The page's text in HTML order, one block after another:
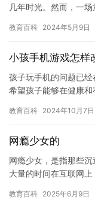
几年时光。然而，一
和失落…
教育百科 2024年5月9日
小孩手机游戏怎样
孩子玩手机的问题已
希望孩子能够在健康
玩手机…
教育百科 2024年10月7日
网瘾少女的
网瘾少女，是指那些
大量的时间在互联网
影响，甚…
教育百科 2025年6月9日